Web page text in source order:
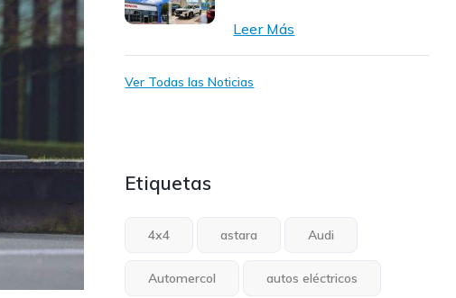
Leer Más
Ver Todas las Noticias
Etiquetas
4x4 astara Audi
Automercol autos eléctricos